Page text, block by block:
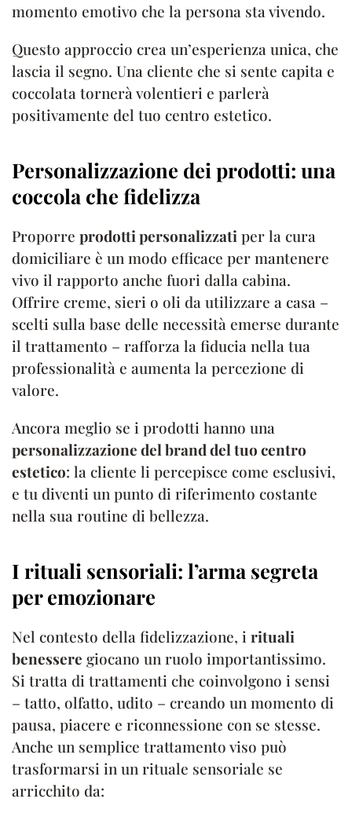
momento emotivo che la persona sta vivendo.
Questo approccio crea un’esperienza unica, che
lascia il segno. Una cliente che si sente capita e
coccolata tornerà volentieri e parlerà
positivamente del tuo centro estetico.
Personalizzazione dei prodotti: una
coccola che fidelizza
Proporre prodotti personalizzati per la cura
domiciliare è un modo efficace per mantenere
vivo il rapporto anche fuori dalla cabina.
Offrire creme, sieri o oli da utilizzare a casa –
scelti sulla base delle necessità emerse durante
il trattamento – rafforza la fiducia nella tua
professionalità e aumenta la percezione di
valore.
Ancora meglio se i prodotti hanno una
personalizzazione del brand del tuo centro
estetico: la cliente li percepisce come esclusivi,
e tu diventi un punto di riferimento costante
nella sua routine di bellezza.
I rituali sensoriali: l’arma segreta
per emozionare
Nel contesto della fidelizzazione, i rituali
benessere giocano un ruolo importantissimo.
Si tratta di trattamenti che coinvolgono i sensi
– tatto, olfatto, udito – creando un momento di
pausa, piacere e riconnessione con se stesse.
Anche un semplice trattamento viso può
trasformarsi in un rituale sensoriale se
arricchito da: